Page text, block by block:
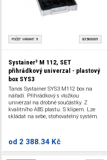
POČET VARIANT: 9 83500009
Systainer³ M 112, SET
přihrádkový univerzal - plastový
box SYS3
Tanos Systainer SYS3 M112 box na
nářadí. Přihrádkový s vložkou
univerzal na drobné součástky. Z
kvalitního ABS plastu. S klipem. Lze
skládat na sebe, stohovatelný systém.
od 2 388.34 Kč